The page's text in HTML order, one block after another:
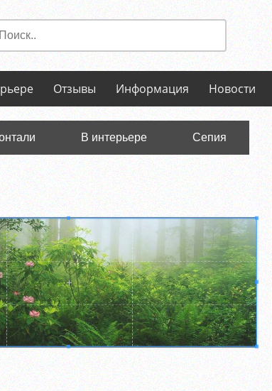
Отзывы Информация Новости
В интерьере Сепия